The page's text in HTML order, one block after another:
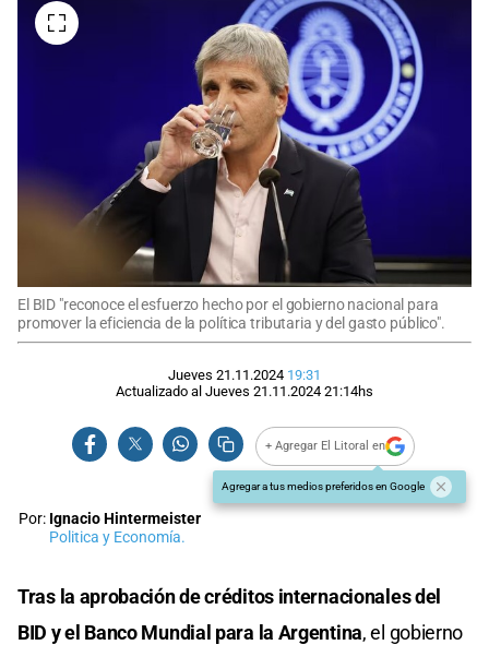
El BID "reconoce el esfuerzo hecho por el gobierno nacional para
promover la eficiencia de la política tributaria y del gasto público".
Jueves 21.11.2024 19:31
Actualizado al Jueves 21.11.2024 21:14hs
+ Agregar El Litoral en
Agregar a tus medios preferidos en Google
Por: Ignacio Hintermeister
Politica y Economía.
Tras la aprobación de créditos internacionales del
BID y el Banco Mundial para la Argentina, el gobierno